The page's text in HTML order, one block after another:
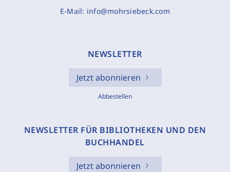
E-Mail: info@mohrsiebeck.com
NEWSLETTER
Jetzt abonnieren
Abbestellen
NEWSLETTER FÜR BIBLIOTHEKEN UND DEN
BUCHHANDEL
Jetzt abonnieren